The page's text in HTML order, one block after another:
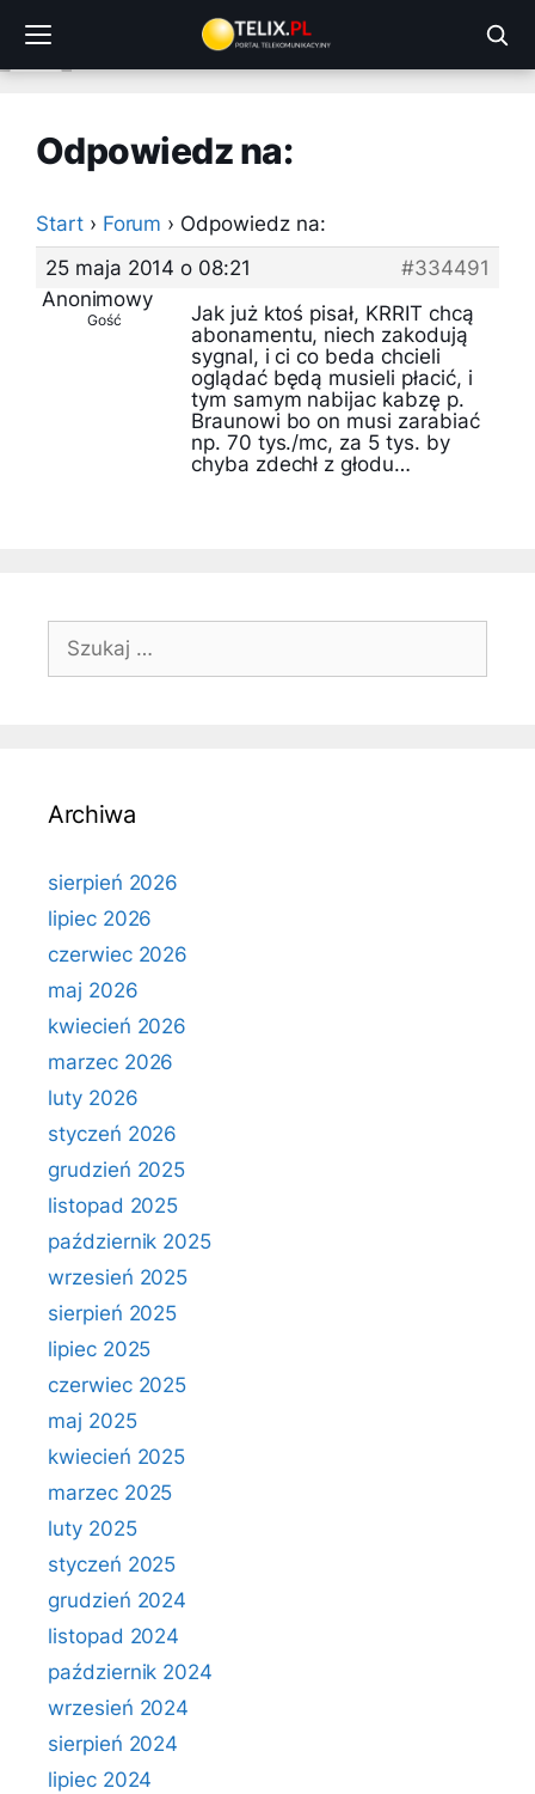
treści
Odpowiedz na:
Start › Forum › Odpowiedz na:
25 maja 2014 o 08:21
#334491
Anonimowy
Gość
Jak już ktoś pisał, KRRIT chcą
abonamentu, niech zakodują
sygnal, i ci co beda chcieli
oglądać będą musieli płacić, i
tym samym nabijac kabzę p.
Braunowi bo on musi zarabiać
np. 70 tys./mc, za 5 tys. by
chyba zdechł z głodu…
Szukaj:
Archiwa
sierpień 2026
lipiec 2026
czerwiec 2026
maj 2026
kwiecień 2026
marzec 2026
luty 2026
styczeń 2026
grudzień 2025
listopad 2025
październik 2025
wrzesień 2025
sierpień 2025
lipiec 2025
czerwiec 2025
maj 2025
kwiecień 2025
marzec 2025
luty 2025
styczeń 2025
grudzień 2024
listopad 2024
październik 2024
wrzesień 2024
sierpień 2024
lipiec 2024